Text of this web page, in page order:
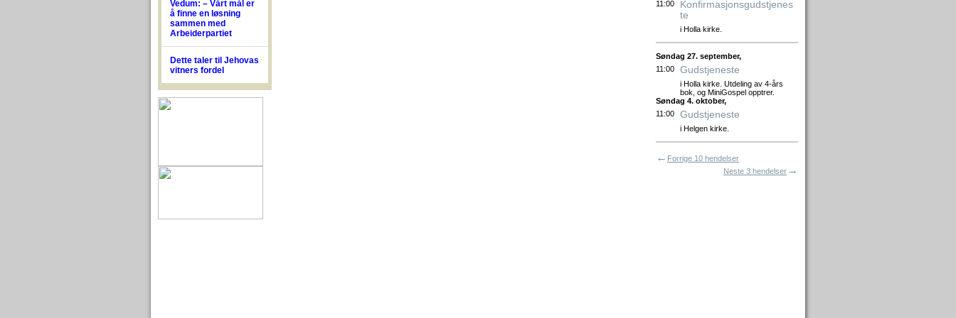
Vedum: – Vårt mål er
å finne en løsning
sammen med
Arbeiderpartiet
Dette taler til Jehovas
vitners fordel
11:00
Konfirmasjonsgudstjenes
te
i Holla kirke.
Søndag 27. september,
11:00
Gudstjeneste
i Holla kirke. Utdeling av 4-års
bok, og MiniGospel opptrer.
Søndag 4. oktober,
11:00
Gudstjeneste
i Helgen kirke.
← Forrige 10 hendelser
Neste 3 hendelser →